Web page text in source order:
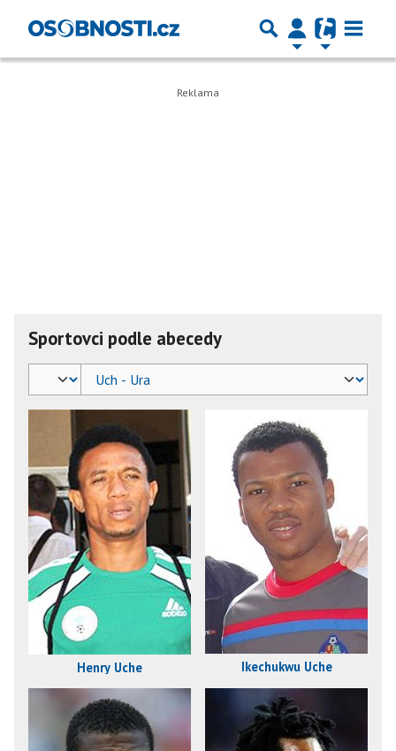
Sportovci podle abecedy
Henry Uche Ikechukwu Uche